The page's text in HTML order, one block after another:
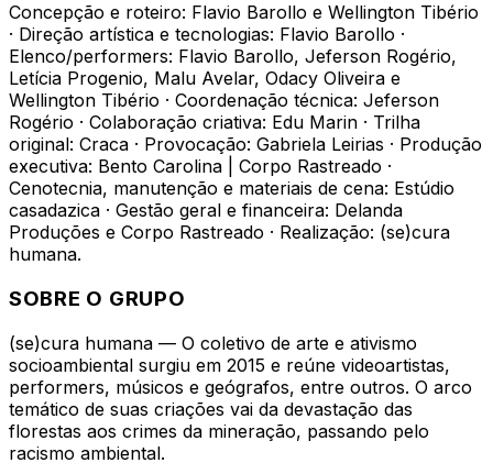
Concepção e roteiro: Flavio Barollo e Wellington Tibério
· Direção artística e tecnologias: Flavio Barollo ·
Elenco/performers: Flavio Barollo, Jeferson Rogério,
Letícia Progenio, Malu Avelar, Odacy Oliveira e
Wellington Tibério · Coordenação técnica: Jeferson
Rogério · Colaboração criativa: Edu Marin · Trilha
original: Craca · Provocação: Gabriela Leirias · Produção
executiva: Bento Carolina | Corpo Rastreado ·
Cenotecnia, manutenção e materiais de cena: Estúdio
casadazica · Gestão geral e financeira: Delanda
Produções e Corpo Rastreado · Realização: (se)cura
humana.
SOBRE O GRUPO
(se)cura humana — O coletivo de arte e ativismo
socioambiental surgiu em 2015 e reúne videoartistas,
performers, músicos e geógrafos, entre outros. O arco
temático de suas criações vai da devastação das
florestas aos crimes da mineração, passando pelo
racismo ambiental.